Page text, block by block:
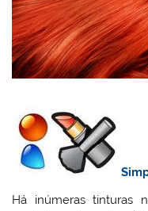
Há inúmeras tinturas